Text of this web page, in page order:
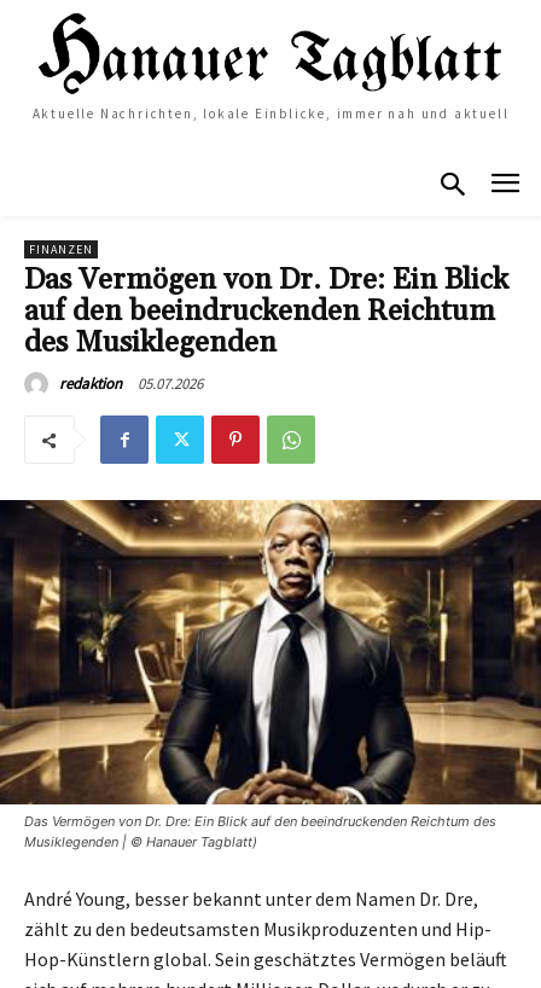
Aktuelle Nachrichten, lokale Einblicke, immer nah und aktuell
FINANZEN
Das Vermögen von Dr. Dre: Ein Blick
auf den beeindruckenden Reichtum
des Musiklegenden
redaktion 05.07.2026
Das Vermögen von Dr. Dre: Ein Blick auf den beeindruckenden Reichtum des
Musiklegenden | © Hanauer Tagblatt)
André Young, besser bekannt unter dem Namen Dr. Dre,
zählt zu den bedeutsamsten Musikproduzenten und Hip-
Hop-Künstlern global. Sein geschätztes Vermögen beläuft